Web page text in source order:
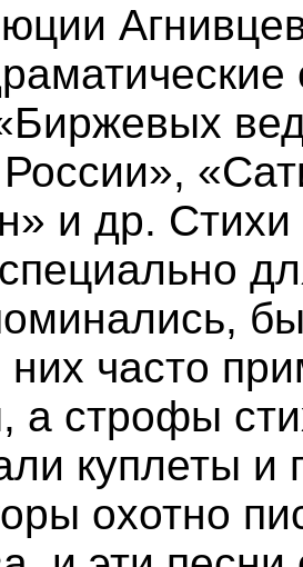
и др.
часто
строфы
куплеты и
охотно